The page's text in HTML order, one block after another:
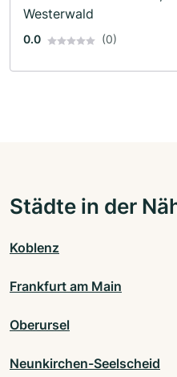
Westerwald
0.0 (0)
Städte in der
Koblenz
Frankfurt am Main
Oberursel
Neunkirchen-Seelscheid